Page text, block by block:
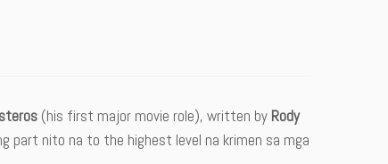
(his first major movie role), written by Rody
part nito na to the highest level na krimen sa mga